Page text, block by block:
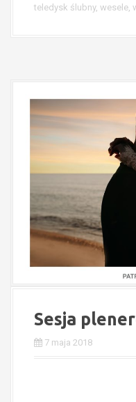
teledysk ślubny, wesele
Sesja
7 maja 2018